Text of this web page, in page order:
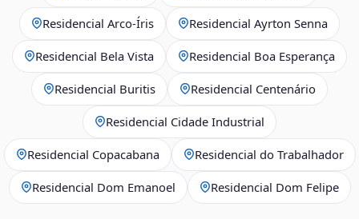
Residencial Arco‑Íris Residencial Ayrton Senna
Residencial Bela Vista Residencial Boa Esperança
Residencial Buritis Residencial Centenário
Residencial Cidade Industrial
Residencial Copacabana Residencial do Trabalhador
Residencial Dom Emanoel Residencial Dom Felipe